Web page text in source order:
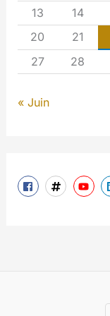
13
14
20
21
27
28
« Juin